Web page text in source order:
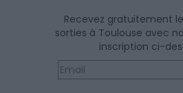
Recevez gratuitement
sorties à Toulouse avec
inscription ci-